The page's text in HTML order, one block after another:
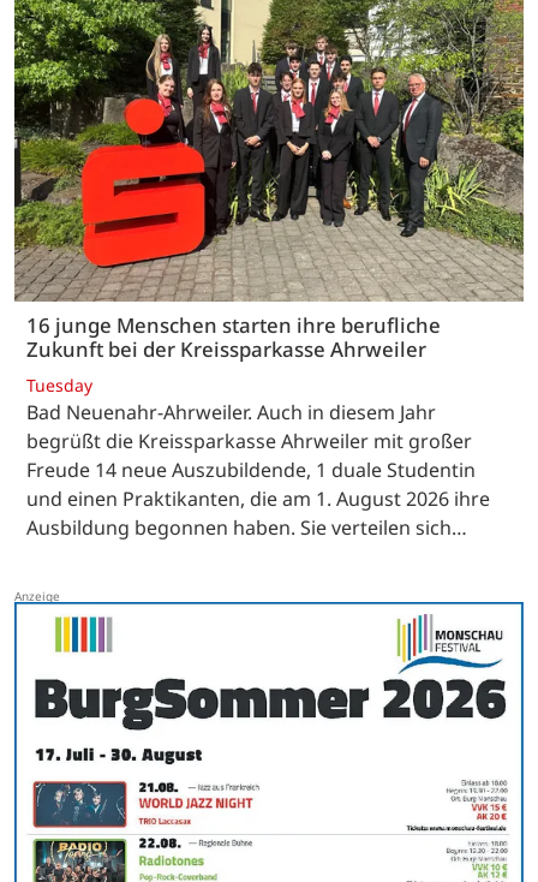
16 junge Menschen starten ihre berufliche
Zukunft bei der Kreissparkasse Ahrweiler
Tuesday
Bad Neuenahr-Ahrweiler. Auch in diesem Jahr
begrüßt die Kreissparkasse Ahrweiler mit großer
Freude 14 neue Auszubildende, 1 duale Studentin
und einen Praktikanten, die am 1. August 2026 ihre
Ausbildung begonnen haben. Sie verteilen sich…